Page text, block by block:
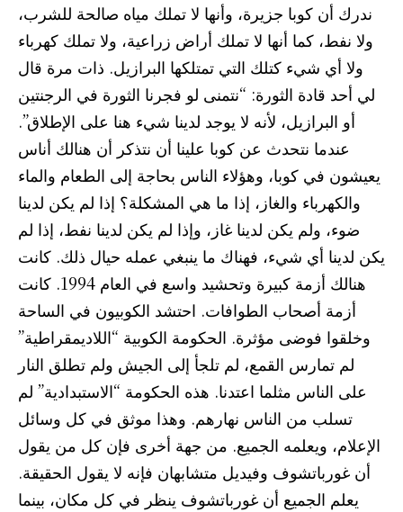
ندرك أن كوبا جزيرة، وأنها لا تملك مياه صالحة للشرب،
ولا نفط، كما أنها لا تملك أراض زراعية، ولا تملك كهرباء
ولا أي شيء كتلك التي تمتلكها البرازيل. ذات مرة قال
لي أحد قادة الثورة: “نتمنى لو فجرنا الثورة في الرجنتين
أو البرازيل، لأنه لا يوجد لدينا شيء هنا على الإطلاق”.
عندما نتحدث عن كوبا علينا أن نتذكر أن هنالك أناس
يعيشون في كوبا، وهؤلاء الناس بحاجة إلى الطعام والماء
والكهرباء والغاز، إذا ما هي المشكلة؟ إذا لم يكن لدينا
ضوء، ولم يكن لدينا غاز، وإذا لم يكن لدينا نفط، إذا لم
يكن لدينا أي شيء، فهناك ما ينبغي عمله حيال ذلك. كانت
هنالك أزمة كبيرة وتحشيد واسع في العام 1994. كانت
أزمة أصحاب الطوافات. احتشد الكوبيون في الساحة
وخلقوا فوضى مؤثرة. الحكومة الكوبية “اللاديمقراطية”
لم تمارس القمع، لم تلجأ إلى الجيش ولم تطلق النار
على الناس مثلما اعتدنا. هذه الحكومة “الاستبدادية” لم
تسلب من الناس نهارهم. وهذا موثق في كل وسائل
الإعلام، ويعلمه الجميع. من جهة أخرى فإن كل من يقول
أن غورباتشوف وفيديل متشابهان فإنه لا يقول الحقيقة.
يعلم الجميع أن غورباتشوف ينظر في كل مكان، بينما